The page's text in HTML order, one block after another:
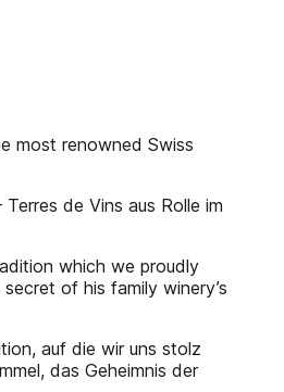
most renowned Swiss
de Vins aus Rolle im
which we proudly
of his family winery’s
auf die wir uns stolz
das Geheimnis der